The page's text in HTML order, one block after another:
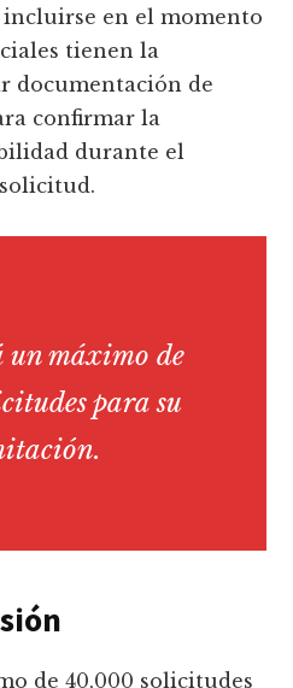
en el momento
tienen la
documentación de
confirmar la
durante el
un máximo de
para su
de 40,000 solicitudes